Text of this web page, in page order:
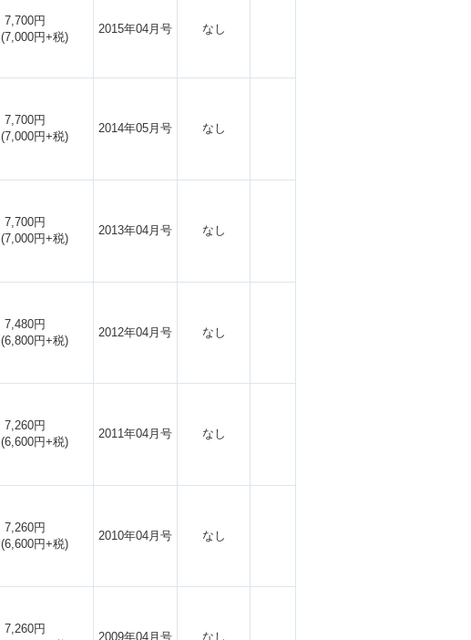
7,700円
(7,000円+税)
2015年04月号 なし
7,700円
(7,000円+税)
2014年05月号 なし
7,700円
(7,000円+税)
2013年04月号 なし
7,480円
(6,800円+税)
2012年04月号 なし
7,260円
(6,600円+税)
2011年04月号 なし
7,260円
(6,600円+税)
2010年04月号 なし
7,260円
2009年04月号 なし